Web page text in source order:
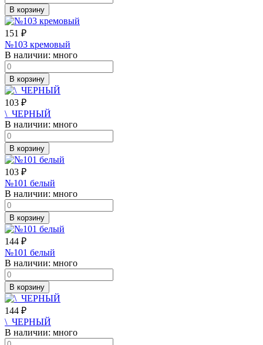
В корзину
151 ₽
№103 кремовый
В наличии: много
В корзину
103 ₽
\_ЧЕРНЫЙ
В наличии: много
В корзину
103 ₽
№101 белый
В наличии: много
В корзину
144 ₽
№101 белый
В наличии: много
В корзину
144 ₽
\_ЧЕРНЫЙ
В наличии: много